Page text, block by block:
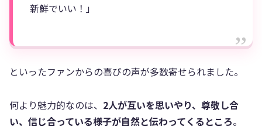
新鮮でいい！」
といったファンからの喜びの声が多数寄せられました。
何より魅力的なのは、 2人が互いを思いやり、尊敬し合
い、信じ合っている様子が自然と伝わってくるところ。